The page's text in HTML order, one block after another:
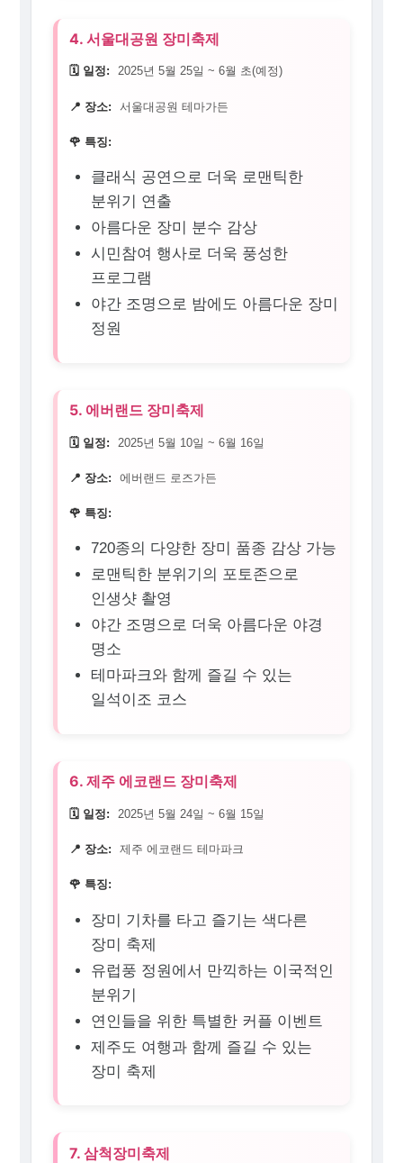
4. 서울대공원 장미축제
🗓️ 일정: 2025년 5월 25일 ~ 6월 초(예정)
📍 장소: 서울대공원 테마가든
🌹 특징:
클래식 공연으로 더욱 로맨틱한
분위기 연출
아름다운 장미 분수 감상
시민참여 행사로 더욱 풍성한
프로그램
야간 조명으로 밤에도 아름다운 장미
정원
5. 에버랜드 장미축제
🗓️ 일정: 2025년 5월 10일 ~ 6월 16일
📍 장소: 에버랜드 로즈가든
🌹 특징:
720종의 다양한 장미 품종 감상 가능
로맨틱한 분위기의 포토존으로
인생샷 촬영
야간 조명으로 더욱 아름다운 야경
명소
테마파크와 함께 즐길 수 있는
일석이조 코스
6. 제주 에코랜드 장미축제
🗓️ 일정: 2025년 5월 24일 ~ 6월 15일
📍 장소: 제주 에코랜드 테마파크
🌹 특징:
장미 기차를 타고 즐기는 색다른
장미 축제
유럽풍 정원에서 만끽하는 이국적인
분위기
연인들을 위한 특별한 커플 이벤트
제주도 여행과 함께 즐길 수 있는
장미 축제
7. 삼척장미축제